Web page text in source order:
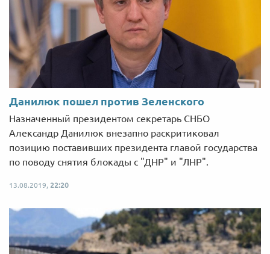
Данилюк пошел против Зеленского
Назначенный президентом секретарь СНБО
Александр Данилюк внезапно раскритиковал
позицию поставивших президента главой государства
по поводу снятия блокады с "ДНР" и "ЛНР".
13.08.2019, 22:20